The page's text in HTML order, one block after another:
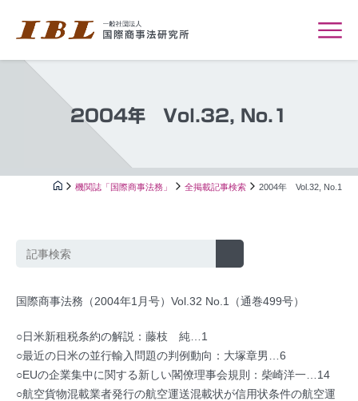
2004年 Vol.32, No.1
機関誌「国際商事法務」 全掲載記事検索 2004年 Vol.32, No.1
国際商事法務（2004年1月号）Vol.32 No.1（通巻499号）
○日米新租税条約の解説：藤枝 純…1
○最近の日米の並行輸入問題の判例動向：大塚章男…6
○EUの企業集中に関する新しい閣僚理事会規則：柴崎洋一…14
○航空貨物混載業者発行の航空運送混載状が信用状条件の航空運